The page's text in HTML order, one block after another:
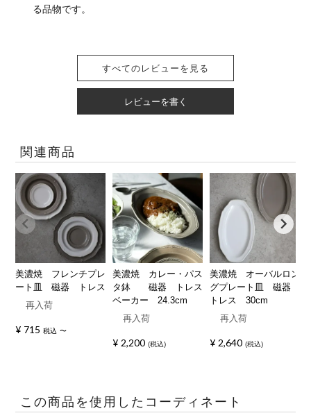
る品物です。
すべてのレビューを見る
レビューを書く
関連商品
美濃焼 フレンチプレ
ート皿 磁器 トレス
再入荷
¥ 715 税込 〜
美濃焼 カレー・パス
タ鉢 磁器 トレス
ベーカー 24.3cm
再入荷
¥ 2,200 税込
美濃焼 オーバルロン
グプレート皿 磁器
トレス 30cm
再入荷
¥ 2,640 税込
この商品を使用したコーディネート